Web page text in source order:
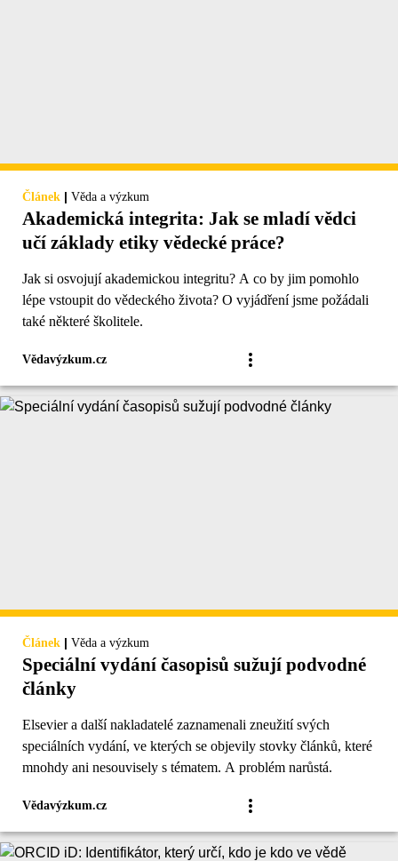
Článek | Věda a výzkum
Akademická integrita: Jak se mladí vědci
učí základy etiky vědecké práce?
Jak si osvojují akademickou integritu? A co by jim pomohlo
lépe vstoupit do vědeckého života? O vyjádření jsme požádali
také některé školitele.
Vědavýzkum.cz
Článek | Věda a výzkum
Speciální vydání časopisů sužují podvodné
články
Elsevier a další nakladatelé zaznamenali zneužití svých
speciálních vydání, ve kterých se objevily stovky článků, které
mnohdy ani nesouvisely s tématem. A problém narůstá.
Vědavýzkum.cz